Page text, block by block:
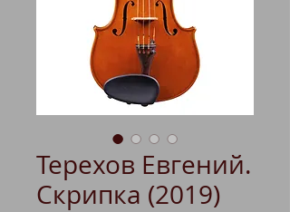
Терехов Евгений.
Скрипка (2019)